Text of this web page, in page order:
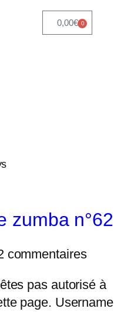
0,00€ 0
zumba n°62
commentaires
pas autorisé à
page. Username